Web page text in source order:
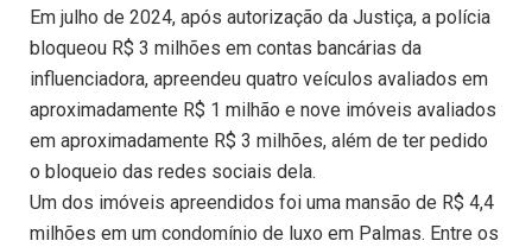
Em julho de 2024, após autorização da Justiça, a polícia
bloqueou R$ 3 milhões em contas bancárias da
influenciadora, apreendeu quatro veículos avaliados em
aproximadamente R$ 1 milhão e nove imóveis avaliados
em aproximadamente R$ 3 milhões, além de ter pedido
o bloqueio das redes sociais dela.
Um dos imóveis apreendidos foi uma mansão de R$ 4,4
milhões em um condomínio de luxo em Palmas. Entre os